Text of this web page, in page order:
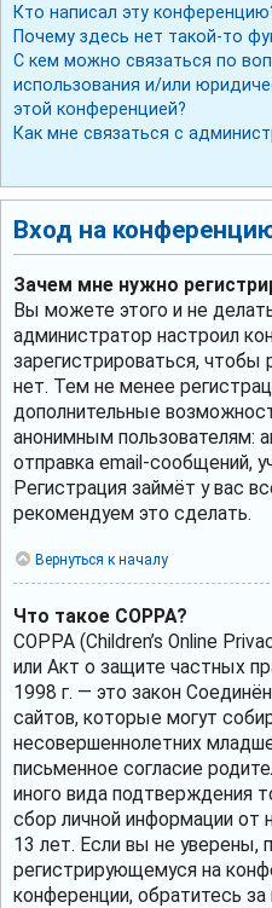
Кто написал эту
Почему здесь нет такой-то
С кем можно связаться по
использования и/или
этой конференцией?
Как мне связаться с
Вход на
Зачем мне нужно
Вы можете этого и не
администратор настроил
зарегистрироваться,
нет. Тем не менее
дополнительные
анонимным пользователям:
отправка email-сообщений,
Регистрация займёт у вас
рекомендуем это сделать.
Вернуться к началу
Что такое COPPA?
COPPA (Children’s Online
или Акт о защите частных
1998 г. — это закон
сайтов, которые могут
несовершеннолетних
письменное согласие
иного вида подтверждения
сбор личной информации от
13 лет. Если вы не уверены,
регистрирующемуся на
конференции, обратитесь